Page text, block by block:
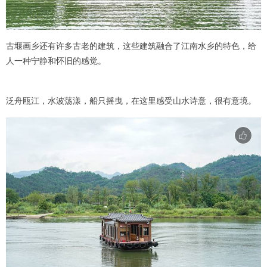
古堰画乡还有许多古老的建筑，这些建筑融合了江南水乡的特色，给
人一种宁静和怀旧的感觉。
泛舟瓯江，水波荡漾，船只摇曳，在这里感受山水诗意，很有意境。